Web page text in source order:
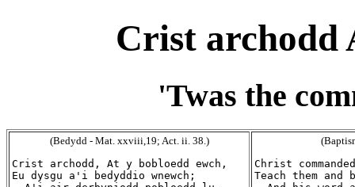
Crist archodd
'Twas the
(Bedydd - Mat. xxviii,19; Act. ii. 38.)
Crist archodd, At y bobloedd ewch,
Eu dysgu a'i bedyddio wnewch;
Christ
Teach them and